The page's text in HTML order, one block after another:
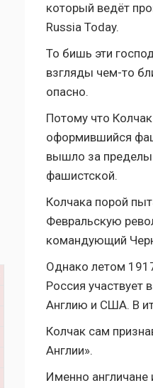
который ведёт
Russia Today.
То бишь эти
взгляды чем-то
опасно.
Потому что
оформившийся
вышло за пределы
фашистской.
Колчака порой
Февральскую
командующий
Однако летом
Россия участвует
Англию и США. В
Колчак сам
Англии».
Именно